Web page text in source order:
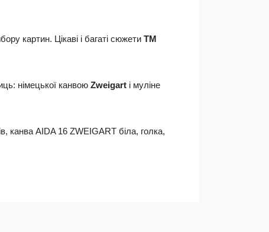
картин. Цікаві і багаті сюжети ТМ
німецької канвою Zweigart і муліне
канва AIDA 16 ZWEIGART біла, голка,